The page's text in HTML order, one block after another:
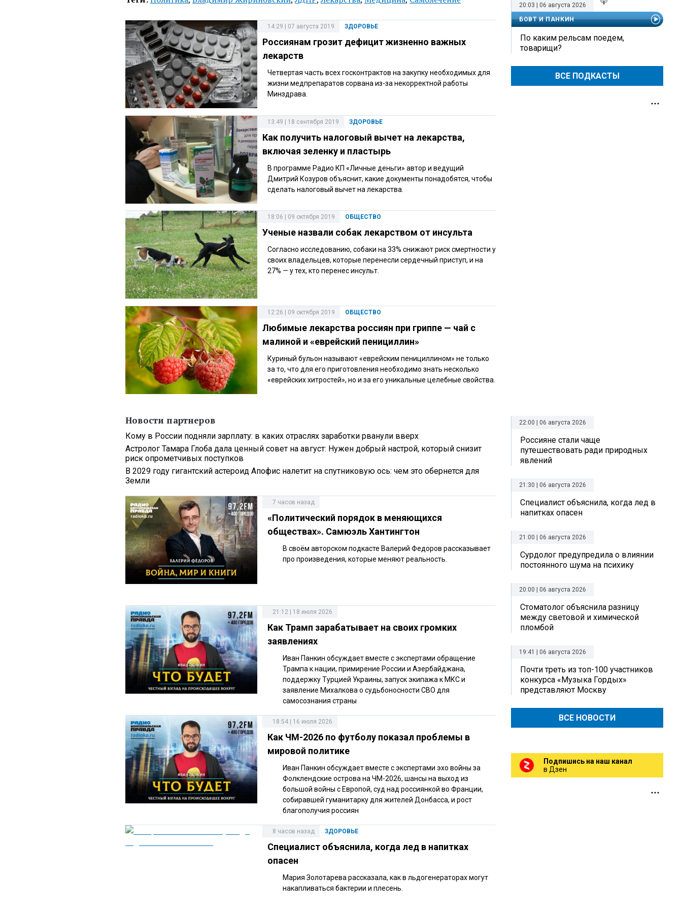
14:29 | 07 августа 2019 ЗДОРОВЬЕ
Россиянам грозит дефицит жизненно важных
лекарств
Четвертая часть всех госконтрактов на закупку необходимых для
жизни медпрепаратов сорвана из-за некорректной работы
Минздрава.
13:49 | 18 сентября 2019 ЗДОРОВЬЕ
Как получить налоговый вычет на лекарства,
включая зеленку и пластырь
В программе Радио КП «Личные деньги» автор и ведущий
Дмитрий Козуров объяснит, какие документы понадобятся, чтобы
сделать налоговый вычет на лекарства.
18:06 | 09 октября 2019 ОБЩЕСТВО
Ученые назвали собак лекарством от инсульта
Согласно исследованию, собаки на 33% снижают риск смертности у
своих владельцев, которые перенесли сердечный приступ, и на
27% — у тех, кто перенес инсульт.
12:26 | 09 октября 2019 ОБЩЕСТВО
Любимые лекарства россиян при гриппе — чай с
малиной и «еврейский пенициллин»
Куриный бульон называют «еврейским пенициллином» не только
за то, что для его приготовления необходимо знать несколько
«еврейских хитростей», но и за его уникальные целебные свойства.
Новости партнеров
Кому в России подняли зарплату: в каких отраслях заработки рванули вверх
Астролог Тамара Глоба дала ценный совет на август: Нужен добрый настрой, который снизит
риск опрометчивых поступков
В 2029 году гигантский астероид Апофис налетит на спутниковую ось: чем это обернется для
Земли
7 часов назад
«Политический порядок в меняющихся
обществах». Самюэль Хантингтон
В своём авторском подкасте Валерий Федоров рассказывает
про произведения, которые меняют реальность.
21:12 | 18 июля 2026
Как Трамп зарабатывает на своих громких
заявлениях
Иван Панкин обсуждает вместе с экспертами обращение
Трампа к нации, примирение России и Азербайджана,
поддержку Турцией Украины, запуск экипажа к МКС и
заявление Михалкова о судьбоносности СВО для
самосознания страны
18:54 | 16 июля 2026
Как ЧМ-2026 по футболу показал проблемы в
мировой политике
Иван Панкин обсуждает вместе с экспертами эхо войны за
Фолклендские острова на ЧМ-2026, шансы на выход из
большой войны с Европой, суд над россиянкой во Франции,
собиравшей гуманитарку для жителей Донбасса, и рост
благополучия россиян
ЗДОРОВЬЕ
8 часов назад
Специалист объяснила, когда лед в напитках
опасен
Мария Золотарева рассказала, как в льдогенераторах могут
накапливаться бактерии и плесень.
20:03 | 06 августа 2026
БОВТ И ПАНКИН
По каким рельсам поедем,
товарищи?
ВСЕ ПОДКАСТЫ
22:00 | 06 августа 2026
Россияне стали чаще
путешествовать ради природных
явлений
21:30 | 06 августа 2026
Специалист объяснила, когда лед в
напитках опасен
21:00 | 06 августа 2026
Сурдолог предупредила о влиянии
постоянного шума на психику
20:00 | 06 августа 2026
Стоматолог объяснила разницу
между световой и химической
пломбой
19:41 | 06 августа 2026
Почти треть из топ-100 участников
конкурса «Музыка Гордых»
представляют Москву
ВСЕ НОВОСТИ
Подпишись на наш канал
в Дзен